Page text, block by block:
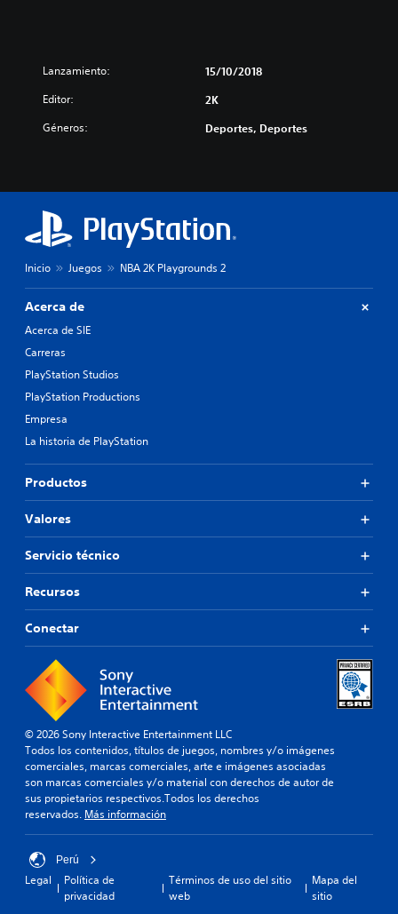
Lanzamiento: 15/10/2018
Editor: 2K
Géneros: Deportes, Deportes
Inicio Juegos NBA 2K Playgrounds 2
Acerca de
Acerca de SIE
Carreras
PlayStation Studios
PlayStation Productions
Empresa
La historia de PlayStation
Productos
Valores
Servicio técnico
Recursos
Conectar
© 2026 Sony Interactive Entertainment LLC
Todos los contenidos, títulos de juegos, nombres y/o imágenes
comerciales, marcas comerciales, arte e imágenes asociadas
son marcas comerciales y/o material con derechos de autor de
sus propietarios respectivos.Todos los derechos
reservados. Más información
Perú
Legal
Política de
privacidad
Términos de uso del sitio
web
Mapa del
sitio